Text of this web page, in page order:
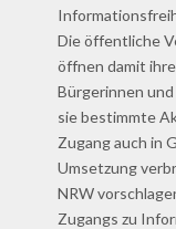
Die öffentliche
öffnen damit
Bürgerinnen
sie bestimmte
Zugang auch in
Umsetzung
NRW
Zugangs zu